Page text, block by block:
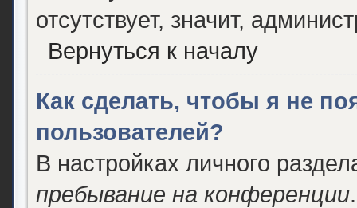
отсутствует, значит,
Вернуться к началу
Как сделать, чтобы я не
пользователей?
В настройках личного
пребывание на конференции